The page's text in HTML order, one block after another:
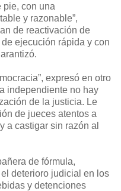
pie, con una
y razonable”,
de reactivación de
ejecución rápida y con
expresó en otro
independiente no hay
de la justicia. Le
de jueces atentos a
a castigar sin razón al
de fórmula,
deterioro judicial en los
y detenciones